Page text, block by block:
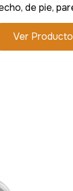
de pie,
Ver